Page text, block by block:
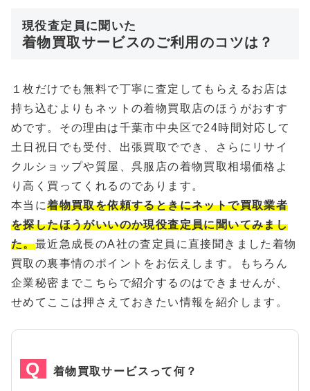
現役査定員に聞いた
着物買取サービスのご利用のコツは？
１枚だけでも無料で丁寧に査定してもらえるお店は
持ち込むよりもネットの着物買取店のほうがおすす
めです。その理由は千葉市中央区で24時間対応して
土日祝日でも受付、出張買取ででき、さらにリサイ
クルショップや質屋、呉服店の着物買取相場価格よ
り高く買ってくれるのであります。
本当に着物買取を依頼するときにネットで買取業者
を探したほうがいいのか現役査定員に聞いてみまし
た。最近急成長のA社の査定員に直接聞きました着物
買取の裏事情のポイントをお伝えします。もちろん
企業秘密までこちらで紹介するのはできませんが、
せめてここは押さえておきたい情報を紹介します。
着物買取サービスって何？